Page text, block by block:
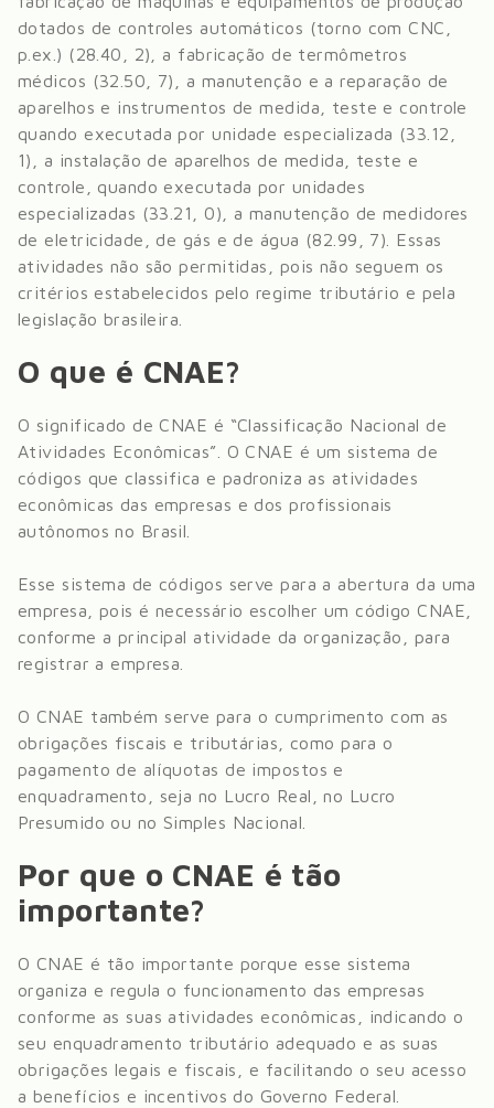
dotados de controles automáticos (torno com CNC,
p.ex.) (28.40, 2), a fabricação de termômetros
médicos (32.50, 7), a manutenção e a reparação de
aparelhos e instrumentos de medida, teste e controle
quando executada por unidade especializada (33.12,
1), a instalação de aparelhos de medida, teste e
controle, quando executada por unidades
especializadas (33.21, 0), a manutenção de medidores
de eletricidade, de gás e de água (82.99, 7) . Essas
atividades não são permitidas, pois não seguem os
critérios estabelecidos pelo regime tributário e pela
legislação brasileira.
O que é CNAE?
O significado de CNAE é “Classificação Nacional de
Atividades Econômicas”. O CNAE é um sistema de
códigos que classifica e padroniza as atividades
econômicas das empresas e dos profissionais
autônomos no Brasil.
Esse sistema de códigos serve para a abertura da uma
empresa, pois é necessário escolher um código CNAE,
conforme a principal atividade da organização, para
registrar a empresa.
O CNAE também serve para o cumprimento com as
obrigações fiscais e tributárias, como para o
pagamento de alíquotas de impostos e
enquadramento, seja no Lucro Real, no Lucro
Presumido ou no Simples Nacional.
Por que o CNAE é tão
importante?
O CNAE é tão importante porque esse sistema
organiza e regula o funcionamento das empresas
conforme as suas atividades econômicas, indicando o
seu enquadramento tributário adequado e as suas
obrigações legais e fiscais, e facilitando o seu acesso
a benefícios e incentivos do Governo Federal.